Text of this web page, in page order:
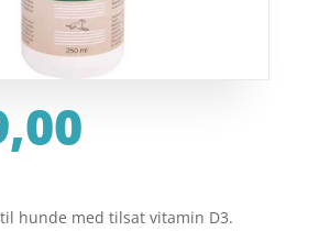
hunde med tilsat vitamin D3.